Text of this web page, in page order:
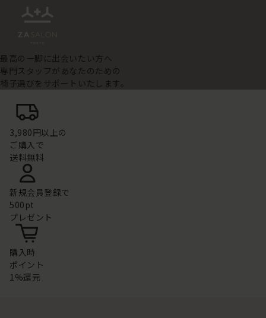
最高の一脚に出会いたい方へ
専門スタッフがあなたのための
椅子選びをサポートいたします。
3,980円以上の
ご購入で
送料無料
新規会員登録で
500pt
プレゼント
購入時
ポイント
1%還元